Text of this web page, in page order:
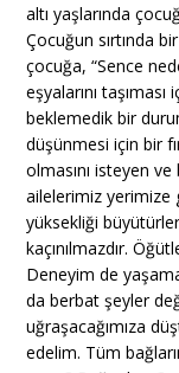
altı yaşlarında
Çocuğun sırtında
çocuğa, “Sence
eşyalarını
beklemedik bir
düşünmesi için bir
olmasını isteyen
ailelerimiz yerimize
yüksekliği
kaçınılmazdır.
Deneyim de
da berbat şeyler
uğraşacağımıza
edelim. Tüm